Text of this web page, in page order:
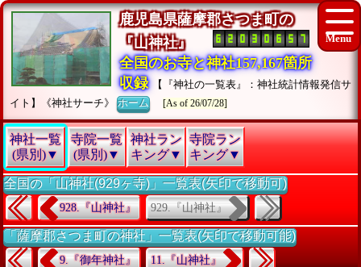
鹿児島県薩摩郡さつま町の
『山神社』
全国のお寺と神社157,167箇所
収録
【『神社の一覧表』：神社統計情報発信サ
イト】《神社サーチ》ホーム [As of 26/07/28]
神社一覧
(県別)▼
寺院一覧
(県別)▼
神社ラン
キング▼
寺院ラン
キング▼
全国の「山神社(929ヶ寺)」一覧表(矢印で移動可)
928.『山神社』 929.『山神社』
「薩摩郡さつま町の神社」一覧表(矢印で移動可能)
9.『御年神社』 11.『山神社』